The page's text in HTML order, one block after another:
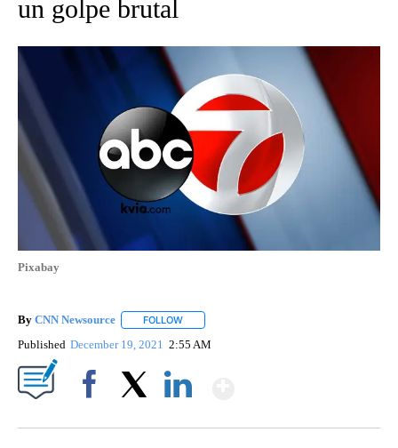
un golpe brutal
Pixabay
By CNN Newsource FOLLOW
Published December 19, 2021 2:55 AM